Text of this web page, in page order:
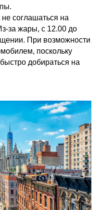
соглашаться на
за жары, с 12.00 до
При возможности
поскольку
добираться на